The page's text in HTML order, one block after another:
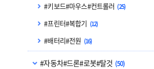
#키보드#마우스#컨트롤러 (25)
#프린터#복합기 (12)
#배터리#전원 (16)
#자동차#드론#로봇#탈것 (50)